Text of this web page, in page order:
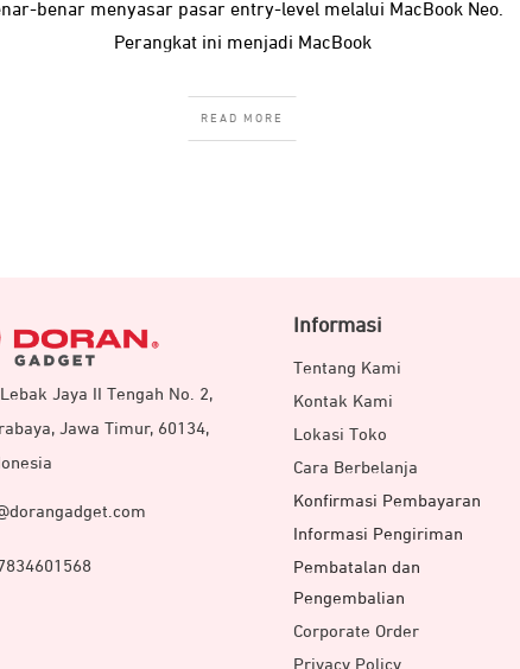
benar menyasar pasar entry-level melalui MacBook Neo.
Perangkat ini menjadi MacBook
READ MORE
Jaya II Tengah No. 2,
Jawa Timur, 60134,
Informasi
Tentang Kami
Kontak Kami
Lokasi Toko
Cara Berbelanja
Konfirmasi Pembayaran
Informasi Pengiriman
Pembatalan dan
Pengembalian
Corporate Order
Privacy Policy